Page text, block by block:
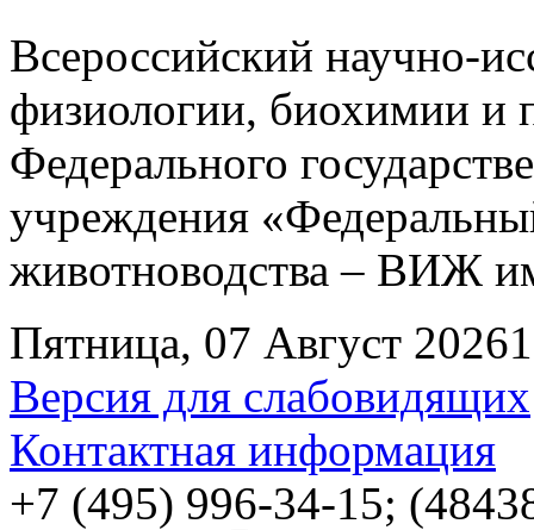
Всероссийский научно-
физиологии, биохимии и
Федерального
учреждения
животноводства – ВИЖ
Пятница, 07 Август 2026
Версия для слабовидящих
Контактная информация
+7 (495) 996-34-15;